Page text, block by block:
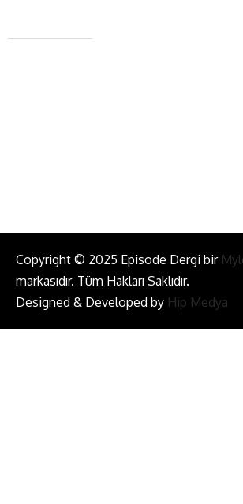
+90 543 345 46 00
Copyright © 2025 Episode Dergi bir
markasıdır. Tüm Hakları Saklıdır.
Designed & Developed by Hip Medya